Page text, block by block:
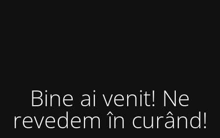
Bine ai venit! Ne
revedem în curând!